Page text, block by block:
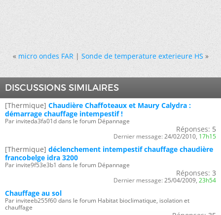
« micro ondes FAR|Sonde de temperature exterieure HS »
DISCUSSIONS SIMILAIRES
[Thermique] Chaudière Chaffoteaux et Maury Calydra :
démarrage chauffage intempestif !
Par inviteda3fa01d dans le forum Dépannage
Réponses: 5
Dernier message: 24/02/2010, 17h15
[Thermique] déclenchement intempestif chauffage chaudière
francobelge idra 3200
Par invite9f53e3b1 dans le forum Dépannage
Réponses: 3
Dernier message: 25/04/2009, 23h54
Chauffage au sol
Par inviteeb255f60 dans le forum Habitat bioclimatique, isolation et
chauffage